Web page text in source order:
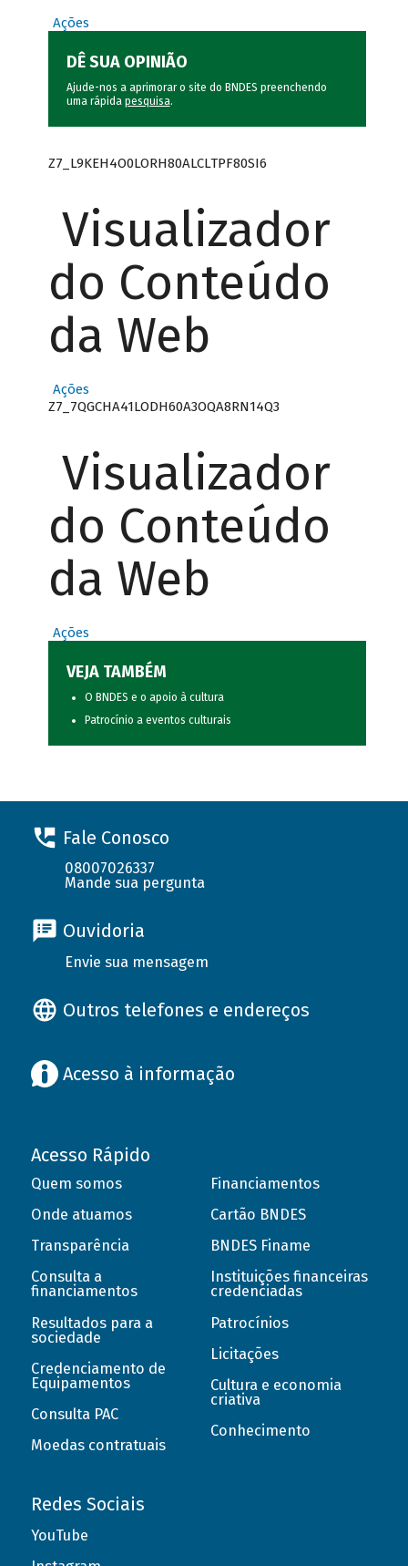
Ações
DÊ SUA OPINIÃO
Ajude-nos a aprimorar o site do BNDES preenchendo
uma rápida pesquisa.
Z7_L9KEH4O0LORH80ALCLTPF80SI6
Visualizador
do Conteúdo
da Web
Ações
Z7_7QGCHA41LODH60A3OQA8RN14Q3
Visualizador
do Conteúdo
da Web
Ações
VEJA TAMBÉM
O BNDES e o apoio à cultura
Patrocínio a eventos culturais
Fale Conosco
08007026337
Mande sua pergunta
Ouvidoria
Envie sua mensagem
Outros telefones e endereços
Acesso à informação
Acesso Rápido
Quem somos
Onde atuamos
Transparência
Consulta a
financiamentos
Resultados para a
sociedade
Credenciamento de
Equipamentos
Consulta PAC
Moedas contratuais
Financiamentos
Cartão BNDES
BNDES Finame
Instituições financeiras
credenciadas
Patrocínios
Licitações
Cultura e economia
criativa
Conhecimento
Redes Sociais
YouTube